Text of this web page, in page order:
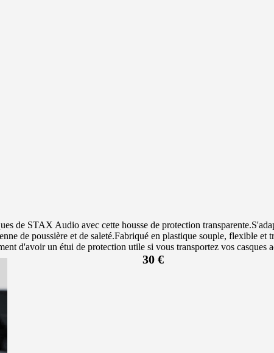
de STAX Audio avec cette housse de protection
de poussière et de saleté.Fabriqué en plastique souple, flexible
d'avoir un étui de protection utile si vous transportez vos
30 €